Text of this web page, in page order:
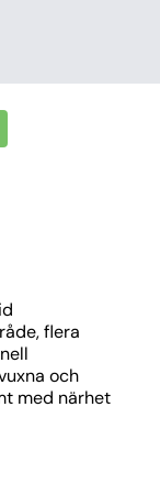
flera
och
med närhet